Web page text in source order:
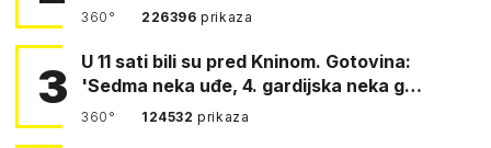
360° 226396prikaza
3
U 11 sati bili su pred Kninom. Gotovina:
'Sedma neka uđe, 4. gardijska neka g…
360° 124532prikaza